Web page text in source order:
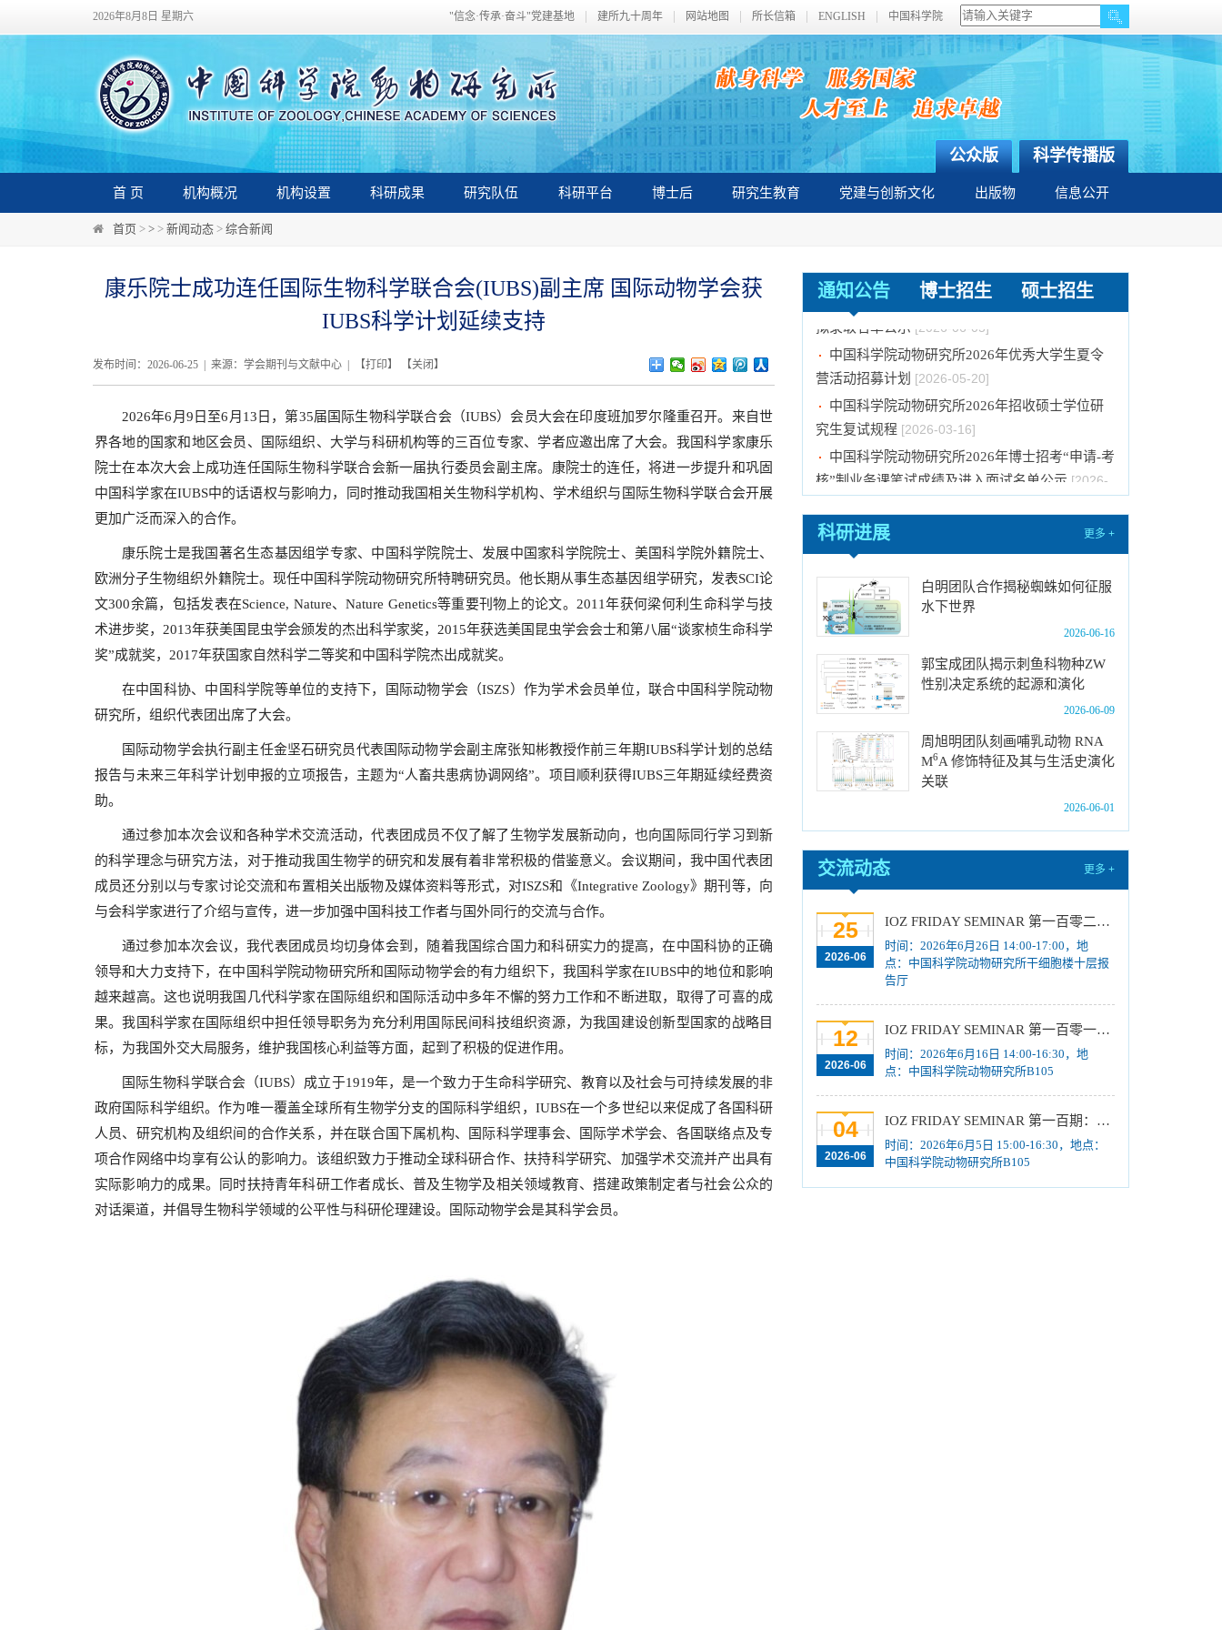
2026年8月8日 星期六 "信念·传承·奋斗"党建基地 建所九十周年 网站地图 所长信箱 ENGLISH 中国科学院
科学传播版
公众版
首 页 机构概况 机构设置 科研成果 研究队伍 科研平台 博士后 研究生教育 党建与创新文化 出版物 信息公开
首页 > > > 新闻动态 > 综合新闻
康乐院士成功连任国际生物科学联合会(IUBS)副主席 国际动物学会获
IUBS科学计划延续支持
发布时间：2026-06-25 | 来源：学会期刊与文献中心 | 【打印】 【关闭 】
2026年6月9日至6月13日，第35届国际生物科学联合会（IUBS）会员大会在印度班加罗尔隆重召开。来自世
界各地的国家和地区会员、国际组织、大学与科研机构等的三百位专家、学者应邀出席了大会。我国科学家康乐
院士在本次大会上成功连任国际生物科学联合会新一届执行委员会副主席。康院士的连任，将进一步提升和巩固
中国科学家在IUBS中的话语权与影响力，同时推动我国相关生物科学机构、学术组织与国际生物科学联合会开展
更加广泛而深入的合作。
康乐院士是我国著名生态基因组学专家、中国科学院院士、发展中国家科学院院士、美国科学院外籍院士、
欧洲分子生物组织外籍院士。现任中国科学院动物研究所特聘研究员。他长期从事生态基因组学研究，发表SCI论
文300余篇，包括发表在Science, Nature、Nature Genetics等重要刊物上的论文。2011年获何梁何利生命科学与技
术进步奖，2013年获美国昆虫学会颁发的杰出科学家奖，2015年获选美国昆虫学会会士和第八届“谈家桢生命科学
奖”成就奖，2017年获国家自然科学二等奖和中国科学院杰出成就奖。
在中国科协、中国科学院等单位的支持下，国际动物学会（ISZS）作为学术会员单位，联合中国科学院动物
研究所，组织代表团出席了大会。
国际动物学会执行副主任金坚石研究员代表国际动物学会副主席张知彬教授作前三年期IUBS科学计划的总结
报告与未来三年科学计划申报的立项报告，主题为“人畜共患病协调网络”。项目顺利获得IUBS三年期延续经费资
助。
通过参加本次会议和各种学术交流活动，代表团成员不仅了解了生物学发展新动向，也向国际同行学习到新
的科学理念与研究方法，对于推动我国生物学的研究和发展有着非常积极的借鉴意义。会议期间，我中国代表团
成员还分别以与专家讨论交流和布置相关出版物及媒体资料等形式，对ISZS和《Integrative Zoology》期刊等，向
与会科学家进行了介绍与宣传，进一步加强中国科技工作者与国外同行的交流与合作。
通过参加本次会议，我代表团成员均切身体会到，随着我国综合国力和科研实力的提高，在中国科协的正确
领导和大力支持下，在中国科学院动物研究所和国际动物学会的有力组织下，我国科学家在IUBS中的地位和影响
越来越高。这也说明我国几代科学家在国际组织和国际活动中多年不懈的努力工作和不断进取，取得了可喜的成
果。我国科学家在国际组织中担任领导职务为充分利用国际民间科技组织资源，为我国建设创新型国家的战略目
标，为我国外交大局服务，维护我国核心利益等方面，起到了积极的促进作用。
国际生物科学联合会（IUBS）成立于1919年，是一个致力于生命科学研究、教育以及社会与可持续发展的非
政府国际科学组织。作为唯一覆盖全球所有生物学分支的国际科学组织，IUBS在一个多世纪以来促成了各国科研
人员、研究机构及组织间的合作关系，并在联合国下属机构、国际科学理事会、国际学术学会、各国联络点及专
项合作网络中均享有公认的影响力。该组织致力于推动全球科研合作、扶持科学研究、加强学术交流并产出具有
实际影响力的成果。同时扶持青年科研工作者成长、普及生物学及相关领域教育、搭建政策制定者与社会公众的
对话渠道，并倡导生物科学领域的公平性与科研伦理建设。国际动物学会是其科学会员。
通知公告 博士招生 硕士招生
中国科学院动物研究所2026年招收博士研究生
中国科学院动物研究所2026年优秀大学生夏令
营活动招募计划[2026-05-20]
中国科学院动物研究所2026年招收硕士学位研
究生复试规程[2026-03-16]
中国科学院动物研究所2026年博士招考“申请-考
核”制业务课笔试成绩及进入面试名单公示[2026-
01-22]
核”制业务课笔试、面试总体要求及规程
[2026-01-
14]
中国科学院动物研究所2026年博士招考“申请-考
核”制进入笔试名单公示[2026-01-14]
中国科学院动物研究所2026年招收春季入学博
士研究生拟录取结果公示
中国科学院动物研究所2025年第一批报废固定
资产处置项目成交结果公告
中国科学院动物研究所2026年招收博士研究生
拟录取名单公示
[2026-06-05]
中国科学院动物研究所2026年优秀大学生夏令
中国科学院动物研究所2026年招收硕士学位研
究生复试规程[2026-03-16]
01-22]
中国科学院动物研究所2026年博士招考“申请-考
核”制业务课笔试、面试总体要求及规程
中国科学院动物研究所2026年博士招考“申请-考
核”制进入笔试名单公示[2026-01-14]
中国科学院动物研究所2026年招收春季入学博
士研究生拟录取结果公示[2025-12-03]
中国科学院动物研究所2025年第一批报废固定
资产处置项目成交结果公告[2025-12-03]
科研进展 更多 +
白明团队合作揭秘蜘蛛如何征服
水下世界
2026-06-16
郭宝成团队揭示刺鱼科物种ZW
性别决定系统的起源和演化
2026-06-09
周旭明团队刻画哺乳动物 RNA
M6A 修饰特征及其与生活史演化
关联
2026-06-01
交流动态 更多 +
25
2026-06
IOZ FRIDAY SEMINAR 第一百零二期：生物3D打印：从结构制造到功能编程
时间：2026年6月26日 14:00-17:00，地
点：中国科学院动物研究所干细胞楼十层报
告厅
12
2026-06
IOZ FRIDAY SEMINAR 第一百零一期：DNA损伤修复：从表观遗传调控到神经毒性（王东鹏）；Exploring the RNA World with Cryo-EM（张凯铭）
时间：2026年6月16日 14:00-16:30，地
点：中国科学院动物研究所B105
04
2026-06
IOZ FRIDAY SEMINAR 第一百期：Precision Engineering of Crop Genomes: From Genome Editing to Programmable Biology
时间：2026年6月5日 15:00-16:30，地点：
中国科学院动物研究所B105